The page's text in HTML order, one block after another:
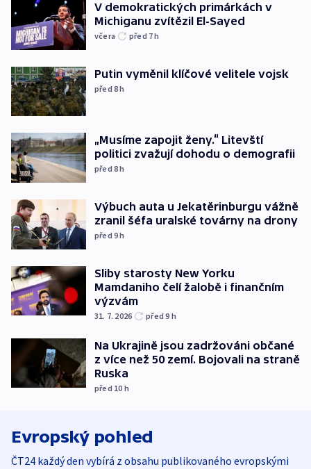
V demokratických primárkách v
Michiganu zvítězil El-Sayed
včera před 7h
Putin vyměnil klíčové velitele vojsk
před 8h
„Musíme zapojit ženy.“ Litevští
politici zvažují dohodu o demografii
před 8h
Výbuch auta u Jekatěrinburgu vážně
zranil šéfa uralské továrny na drony
před 9h
Sliby starosty New Yorku
Mamdaniho čelí žalobě i finančním
výzvám
31. 7. 2026 před 9 h
Na Ukrajině jsou zadržováni občané
z více než 50 zemí. Bojovali na straně
Ruska
před 10 h
Evropský pohled
ČT24 každý den vybírá z obsahu publikovaného evropskými